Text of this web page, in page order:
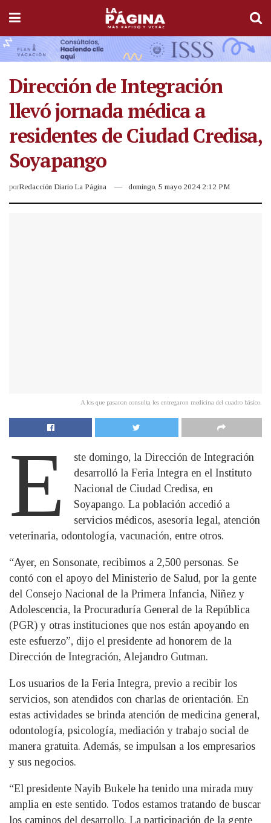
Dirección de Integración
llevó jornada médica a
residentes de Ciudad Credisa,
Soyapango
porRedacción Diario La Página domingo, 5 mayo 2024 2:12 PM
A los que pasaron consulta les entregaron medicina del cuadro básico.
E
ste domingo, la Dirección de Integración
desarrolló la Feria Integra en el Instituto
Nacional de Ciudad Credisa, en
Soyapango. La población accedió a
servicios médicos, asesoría legal, atención
veterinaria, odontología, vacunación, entre otros.
“Ayer, en Sonsonate, recibimos a 2,500 personas. Se
contó con el apoyo del Ministerio de Salud, por la gente
del Consejo Nacional de la Primera Infancia, Niñez y
Adolescencia, la Procuraduría General de la República
(PGR) y otras instituciones que nos están apoyando en
este esfuerzo”, dijo el presidente ad honorem de la
Dirección de Integración, Alejandro Gutman.
Los usuarios de la Feria Integra, previo a recibir los
servicios, son atendidos con charlas de orientación. En
estas actividades se brinda atención de medicina general,
odontología, psicología, mediación y trabajo social de
manera gratuita. Además, se impulsan a los empresarios
y sus negocios.
“El presidente Nayib Bukele ha tenido una mirada muy
amplia en este sentido. Todos estamos tratando de buscar
los caminos del desarrollo. La participación de la gente